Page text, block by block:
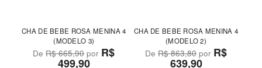
CHA DE BEBE ROSA MENINA 4
(MODELO 3)
DeR$ 665,90por R$
499,90
CHA DE BEBE ROSA MENINA 4
(MODELO 2)
DeR$ 863,80 por R$
639,90